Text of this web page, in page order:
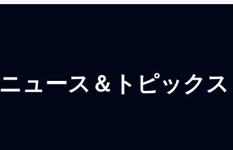
ニュース＆トピックス